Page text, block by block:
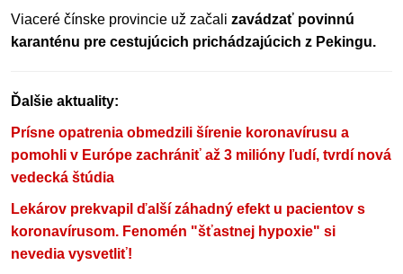
Viaceré čínske provincie už začali zavádzať povinnú
karanténu pre cestujúcich prichádzajúcich z Pekingu.
Ďalšie aktuality:
Prísne opatrenia obmedzili šírenie koronavírusu a
pomohli v Európe zachrániť až 3 milióny ľudí, tvrdí nová
vedecká štúdia
Lekárov prekvapil ďalší záhadný efekt u pacientov s
koronavírusom. Fenomén "šťastnej hypoxie" si
nevedia vysvetliť!